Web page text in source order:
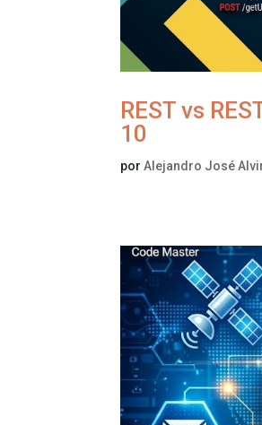
REST vs
10
porAlejandro José